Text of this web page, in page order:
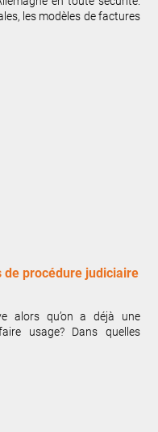
les modèles de factures
de procédure judiciaire
alors qu’on a déjà une
usage? Dans quelles